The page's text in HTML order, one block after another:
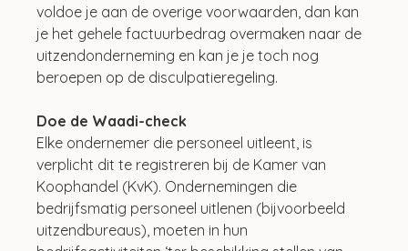
voldoe je aan de overige voorwaarden, dan kan
je het gehele factuurbedrag overmaken naar de
uitzendonderneming en kan je je toch nog
beroepen op de disculpatieregeling.
Doe de Waadi-check
Elke ondernemer die personeel uitleent, is
verplicht dit te registreren bij de Kamer van
Koophandel (KvK). Ondernemingen die
bedrijfsmatig personeel uitlenen (bijvoorbeeld
uitzendbureaus), moeten in hun